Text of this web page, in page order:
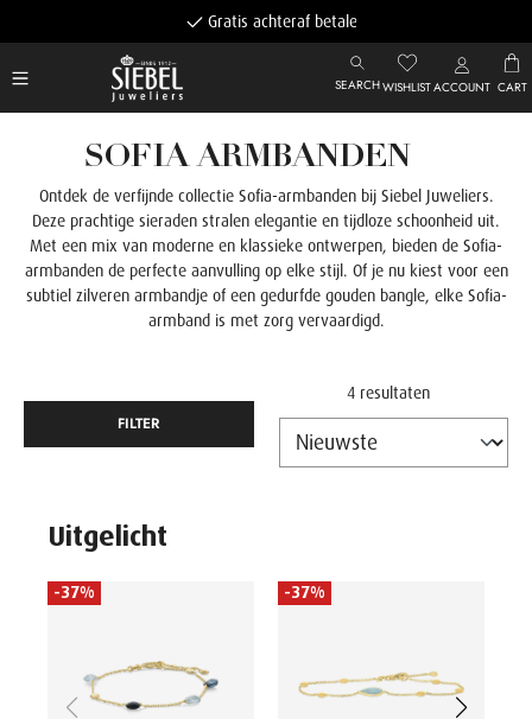
Gratis achteraf betalen
SEARCHWISHLISTACCOUNT CART
SOFIA ARMBANDEN
Ontdek de verfijnde collectie Sofia-armbanden bij Siebel Juweliers.
Deze prachtige sieraden stralen elegantie en tijdloze schoonheid uit.
Met een mix van moderne en klassieke ontwerpen, bieden de Sofia-
armbanden de perfecte aanvulling op elke stijl. Of je nu kiest voor een
subtiel zilveren armbandje of een gedurfde gouden bangle, elke Sofia-
armband is met zorg vervaardigd.
FILTER
4 resultaten
Uitgelicht
-37% -37%